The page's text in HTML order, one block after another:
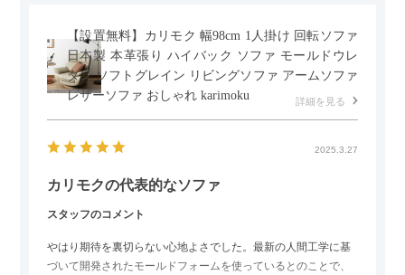
【設置無料】カリモク 幅98cm 1人掛け 回転ソファ
日本製 本革張り ハイバック ソファ モールドウレ
タン ソフトグレイン リビングソファ アームソファ
レザーソファ おしゃれ karimoku
詳細を見る
2025.3.27
カリモクの代表的なソファ
スタッフのコメント
やはり期待を裏切らない心地よさでした。最新の人間工学に基
づいて開発されたモールドフォームを使っているとのことで、